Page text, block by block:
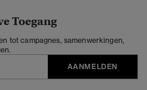
Toegang
tot campagnes, samenwerkingen,
AANMELDEN